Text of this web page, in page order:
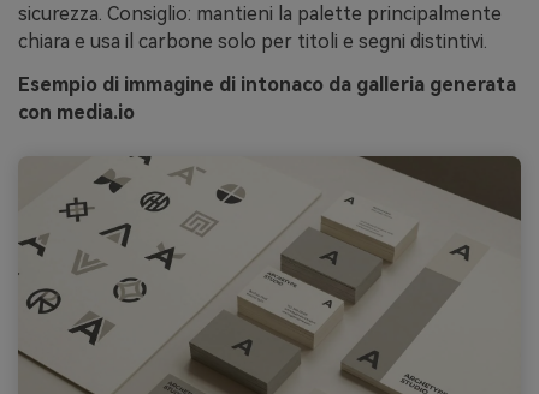
sicurezza. Consiglio: mantieni la palette principalmente
chiara e usa il carbone solo per titoli e segni distintivi.
Esempio di immagine di intonaco da galleria generata
con media.io